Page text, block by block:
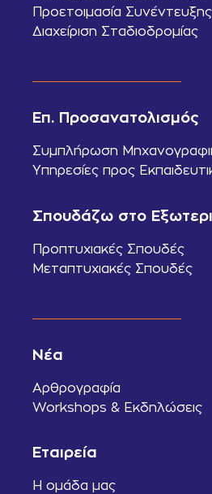
Προετοιμασία Συνέντευξης
Διαχείριση Σταδιοδρομίας
Επ. Προσανατολισμός
Συμπλήρωση
Υπηρεσίες προς
Σπουδάζω στο
Προπτυχιακές Σπουδές
Μεταπτυχιακές Σπουδές
Νέα
Αρθρογραφία
Workshops & Εκδηλώσεις
Εταιρεία
Η ομάδα μας